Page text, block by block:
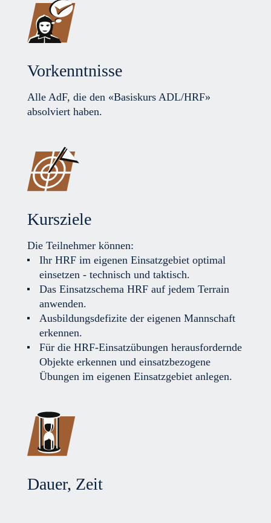
Vorkenntnisse
Alle AdF, die den «Basiskurs ADL/HRF»
absolviert haben.
Kursziele
Die Teilnehmer können:
Ihr HRF im eigenen Einsatzgebiet optimal
einsetzen - technisch und taktisch.
Das Einsatzschema HRF auf jedem Terrain
anwenden.
Ausbildungsdefizite der eigenen Mannschaft
erkennen.
Für die HRF-Einsatzübungen herausfordernde
Objekte erkennen und einsatzbezogene
Übungen im eigenen Einsatzgebiet anlegen.
Dauer, Zeit